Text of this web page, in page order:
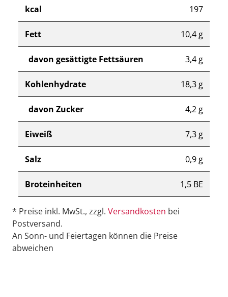
kcal 197
Fett 10,4 g
davon gesättigte Fettsäuren 3,4 g
Kohlenhydrate 18,3 g
davon Zucker 4,2 g
Eiweiß 7,3 g
Salz 0,9 g
Broteinheiten 1,5 BE
* Preise inkl. MwSt., zzgl. Versandkosten bei
Postversand.
An Sonn- und Feiertagen können die Preise
abweichen